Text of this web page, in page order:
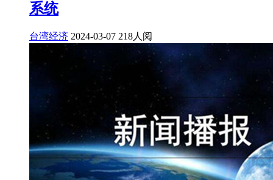
系统
台湾经济 2024-03-07 218人阅